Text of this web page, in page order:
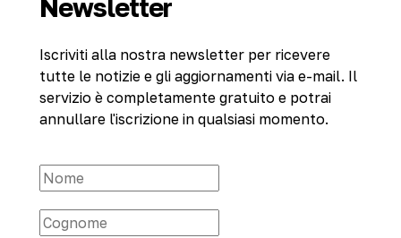
Newsletter
Iscriviti alla nostra newsletter per ricevere
tutte le notizie e gli aggiornamenti via e-mail. Il
servizio è completamente gratuito e potrai
annullare l'iscrizione in qualsiasi momento.